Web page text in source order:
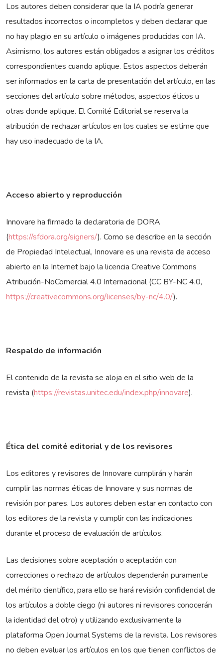
Los autores deben considerar que la IA podría generar
resultados incorrectos o incompletos y deben declarar que
no hay plagio en su artículo o imágenes producidas con IA.
Asimismo, los autores están obligados a asignar los créditos
correspondientes cuando aplique. Estos aspectos deberán
ser informados en la carta de presentación del artículo, en las
secciones del artículo sobre métodos, aspectos éticos u
otras donde aplique. El Comité Editorial se reserva la
atribución de rechazar artículos en los cuales se estime que
hay uso inadecuado de la IA.
Acceso abierto y reproducción
Innovare ha firmado la declaratoria de DORA
(https://sfdora.org/signers/). Como se describe en la sección
de Propiedad Intelectual, Innovare es una revista de acceso
abierto en la Internet bajo la licencia Creative Commons
Atribución-NoComercial 4.0 Internacional (CC BY-NC 4.0,
https://creativecommons.org/licenses/by-nc/4.0/).
Respaldo de información
El contenido de la revista se aloja en el sitio web de la
revista (https://revistas.unitec.edu/index.php/innovare).
Ética del comité editorial y de los revisores
Los editores y revisores de Innovare cumplirán y harán
cumplir las normas éticas de Innovare y sus normas de
revisión por pares. Los autores deben estar en contacto con
los editores de la revista y cumplir con las indicaciones
durante el proceso de evaluación de artículos.
Las decisiones sobre aceptación o aceptación con
correcciones o rechazo de artículos dependerán puramente
del mérito científico, para ello se hará revisión confidencial de
los artículos a doble ciego (ni autores ni revisores conocerán
la identidad del otro) y utilizando exclusivamente la
plataforma Open Journal Systems de la revista. Los revisores
no deben evaluar los artículos en los que tienen conflictos de